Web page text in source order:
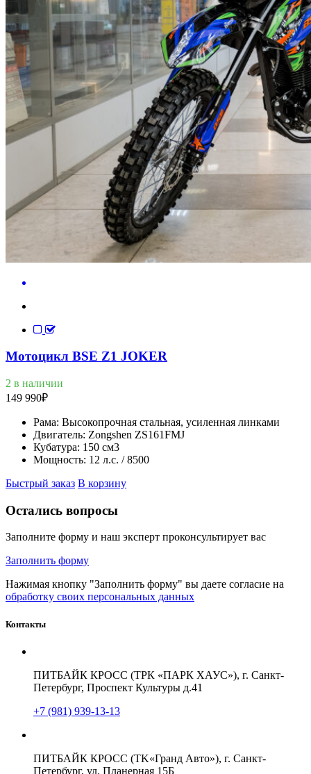
Мотоцикл BSE Z1 JOKER
2 в наличии
149 990₽
Рама: Высокопрочная стальная, усиленная линками
Двигатель: Zongshen ZS161FMJ
Кубатура: 150 см3
Мощность: 12 л.с. / 8500
Быстрый заказ В корзину
Остались вопросы
Заполните форму и наш эксперт проконсультирует вас
Заполнить форму
Нажимая кнопку "Заполнить форму" вы даете согласие на
обработку своих персональных данных
Контакты
ПИТБАЙК КРОСС (ТРК «ПАРК ХАУС»), г. Санкт-
Петербург, Проспект Культуры д.41
+7 (981) 939-13-13
ПИТБАЙК КРОСС (TK«Гранд Авто»), г. Санкт-
Петербург, ул. Планерная 15Б